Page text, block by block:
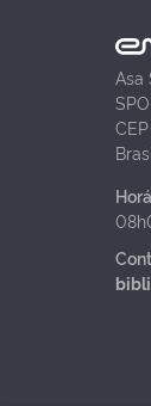
Asa